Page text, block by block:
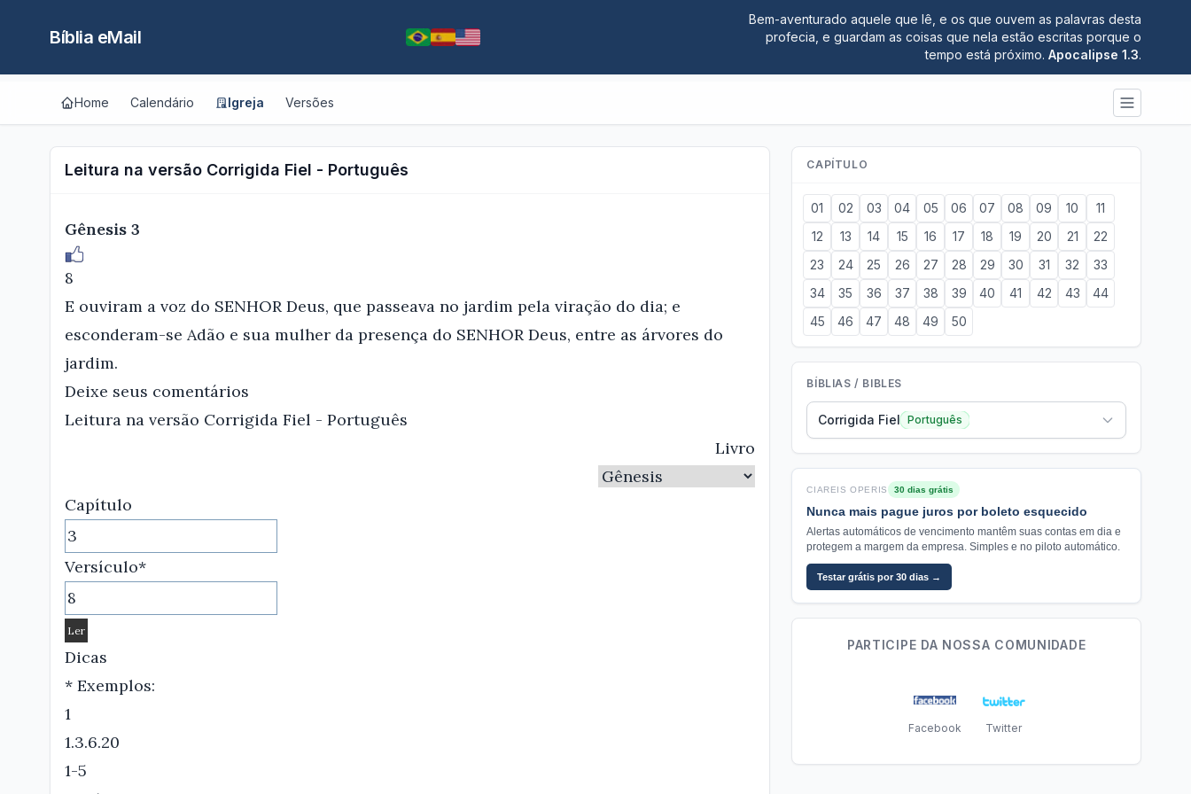
Bíblia eMail
Bem-aventurado aquele que lê, e os que ouvem as palavras desta
profecia, e guardam as coisas que nela estão escritas porque o
tempo está próximo. Apocalipse 1.3.
Home Calendário Igreja Versões
Leitura na versão Corrigida Fiel - Português
Gênesis 3
8
E ouviram a voz do SENHOR Deus, que passeava no jardim pela viração do dia; e
esconderam-se Adão e sua mulher da presença do SENHOR Deus, entre as árvores do
jardim.
Deixe seus comentários
Leitura na versão Corrigida Fiel - Português
Livro
Capítulo
Versículo*
Dicas
* Exemplos:
1
1.3.6.20
1-5
CAPÍTULO
01 02 03 04 05 06 07 08 09 10
11
12
13 14 15 16 17 18 19 20 21
22
23
24 25 26 27 28 29 30 31 32
33
34
35 36 37 38 39 40 41 42 43
44
45
46 47 48 49 50
BÍBLIAS / BIBLES
Corrigida Fiel Português
CIAREIS OPERIS 30 dias grátis
Nunca mais pague juros por boleto esquecido
Alertas automáticos de vencimento mantêm suas contas em dia e
protegem a margem da empresa. Simples e no piloto automático.
Testar grátis por 30 dias →
PARTICIPE DA NOSSA COMUNIDADE
Facebook Twitter